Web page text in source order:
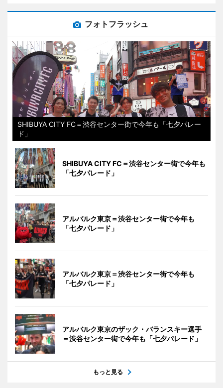
フォトフラッシュ
SHIBUYA CITY FC＝渋谷センター街で今年も「七夕パレー
ド」
SHIBUYA CITY FC＝渋谷センター街で今年も
「七夕パレード」
アルバルク東京＝渋谷センター街で今年も
「七夕パレード」
アルバルク東京＝渋谷センター街で今年も
「七夕パレード」
アルバルク東京のザック・バランスキー選手
＝渋谷センター街で今年も「七夕パレード」
もっと見る